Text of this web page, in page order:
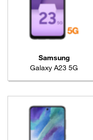
Samsung
Galaxy A23 5G